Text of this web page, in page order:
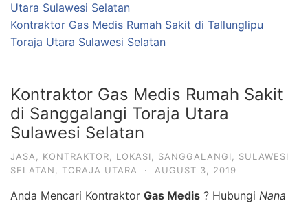
Utara Sulawesi Selatan
Kontraktor Gas Medis Rumah Sakit di Tallunglipu
Toraja Utara Sulawesi Selatan
Kontraktor Gas Medis Rumah Sakit
di Sanggalangi Toraja Utara
Sulawesi Selatan
JASA KONTRAKTOR LOKASI SANGGALANGI
SULAWESI
SELATAN
TORAJA UTARA · AUGUST 3, 2019
Anda Mencari Kontraktor Gas Medis ? Hubungi Nana